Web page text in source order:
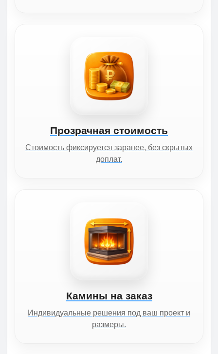
Прозрачная стоимость
Стоимость фиксируется заранее, без скрытых
доплат.
Камины на заказ
Индивидуальные решения под ваш проект и
размеры.